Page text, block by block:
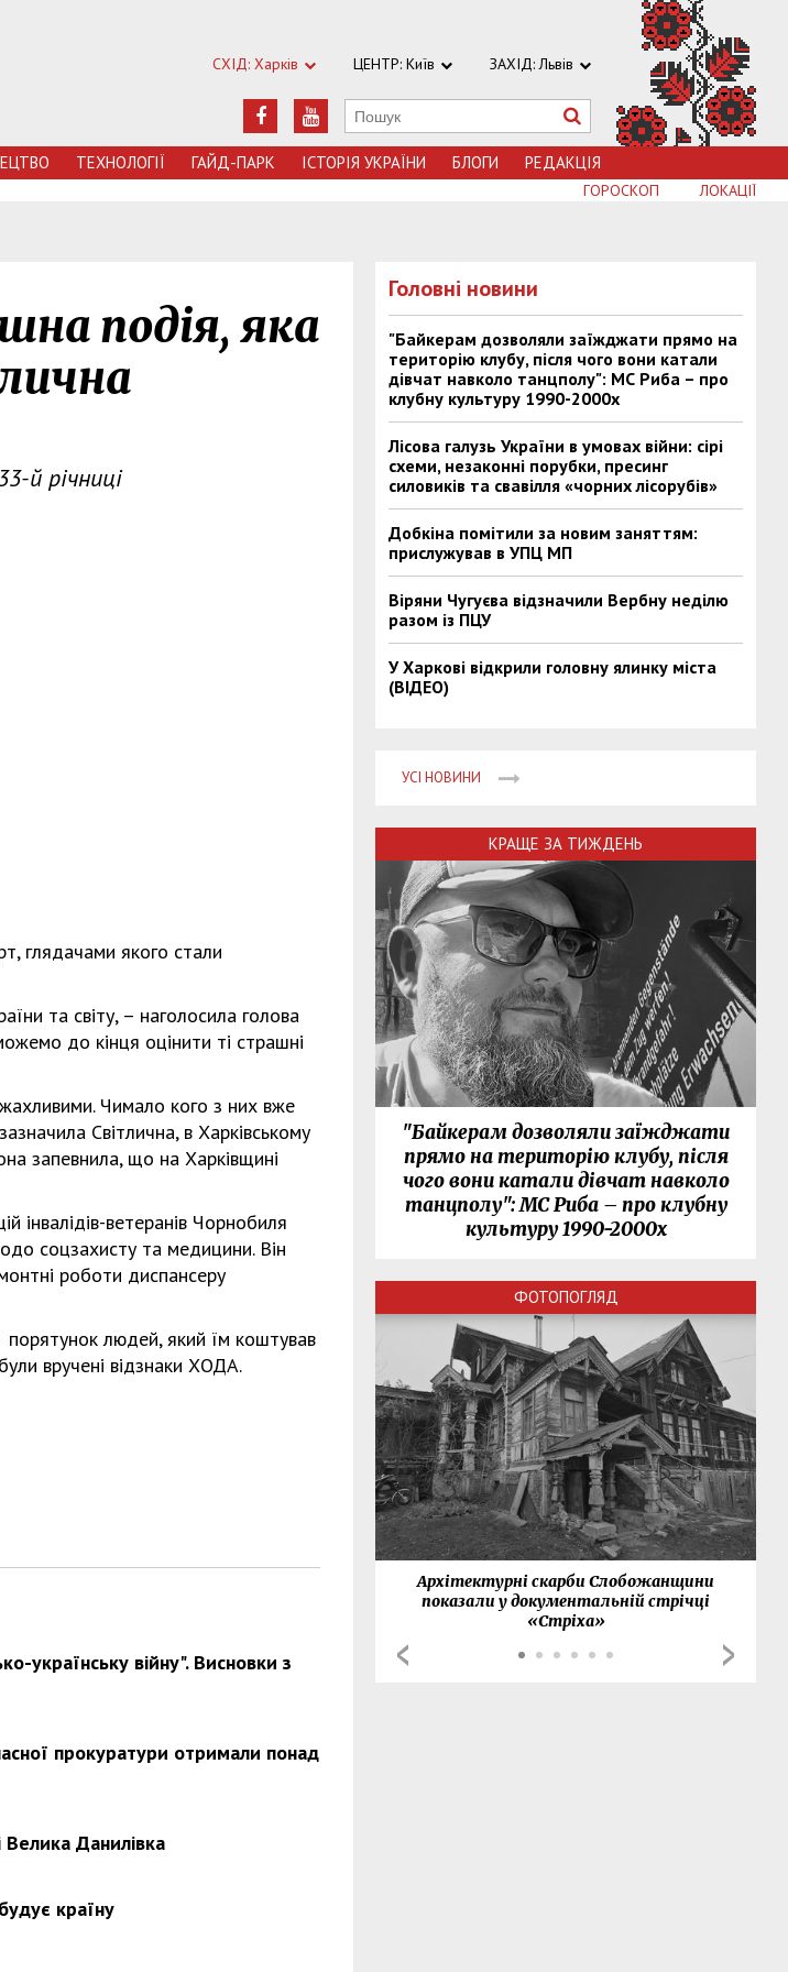
СХІД: Харків ЦЕНТР: Київ ЗАХІД: Львів
ТЕХНОЛОГIЇ ГАЙД-ПАРК ІСТОРІЯ УКРАЇНИ БЛОГИ РЕДАКЦІЯ
ЛОКАЦІЇ
ГОРОСКОП
подія, яка
й річниці
глядачами якого стали
та світу, – наголосила голова
до кінця оцінити ті страшні
жахливими. Чимало кого з них вже
Світлична, в Харківському
запевнила, що на Харківщині
інвалідів-ветеранів Чорнобиля
соцзахисту та медицини. Він
роботи диспансеру
порятунок людей, який їм коштував
вручені відзнаки ХОДА.
українську війну". Висновки з
прокуратури отримали понад
Велика Данилівка
країну
Головні новини
"Байкерам дозволяли заїжджати прямо на
територію клубу, після чого вони катали
дівчат навколо танцполу": МС Риба – про
клубну культуру 1990-2000х
Лісова галузь України в умовах війни: сірі
схеми, незаконні порубки, пресинг
силовиків та свавілля «чорних лісорубів»
Добкіна помітили за новим заняттям:
прислужував в УПЦ МП
Віряни Чугуєва відзначили Вербну неділю
разом із ПЦУ
У Харкові відкрили головну ялинку міста
(ВІДЕО)
УСІ НОВИНИ
КРАЩЕ ЗА ТИЖДЕНЬ
"Байкерам дозволяли заїжджати
прямо на територію клубу, після
чого вони катали дівчат навколо
танцполу": МС Риба – про клубну
культуру 1990-2000х
ФОТОПОГЛЯД
Архітектурні скарби Слобожанщини
показали у документальній стрічці
«Стріха»